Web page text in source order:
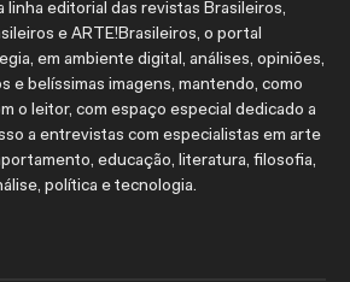
linha editorial das revistas Brasileiros,
e ARTE!Brasileiros, o portal
em ambiente digital, análises, opiniões,
e belíssimas imagens, mantendo, como
o leitor, com espaço especial dedicado a
a entrevistas com especialistas em arte
educação, literatura, filosofia,
política e tecnologia.